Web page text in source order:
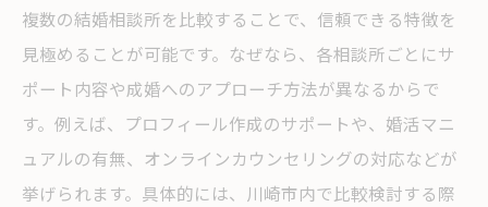
複数の結婚相談所を比較することで、信頼できる特徴を
見極めることが可能です。なぜなら、各相談所ごとにサ
ポート内容や成婚へのアプローチ方法が異なるからで
す。例えば、プロフィール作成のサポートや、婚活マニ
ュアルの有無、オンラインカウンセリングの対応などが
挙げられます。具体的には、川崎市内で比較検討する際